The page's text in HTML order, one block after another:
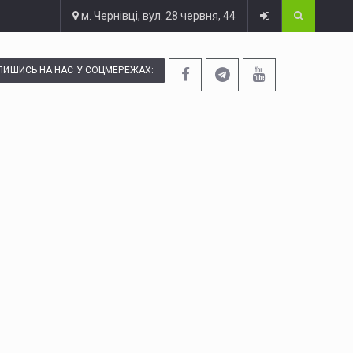
м. Чернівці, вул. 28 червня, 44
НА НАС У СОЦМЕРЕЖАХ: